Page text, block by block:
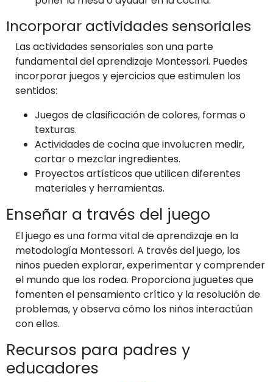
Incorporar actividades sensoriales
Las actividades sensoriales son una parte
fundamental del aprendizaje Montessori. Puedes
incorporar juegos y ejercicios que estimulen los
sentidos:
Juegos de clasificación de colores, formas o
texturas.
Actividades de cocina que involucren medir,
cortar o mezclar ingredientes.
Proyectos artísticos que utilicen diferentes
materiales y herramientas.
Enseñar a través del juego
El juego es una forma vital de aprendizaje en la
metodología Montessori. A través del juego, los
niños pueden explorar, experimentar y comprender
el mundo que los rodea. Proporciona juguetes que
fomenten el pensamiento crítico y la resolución de
problemas, y observa cómo los niños interactúan
con ellos.
Recursos para padres y
educadores